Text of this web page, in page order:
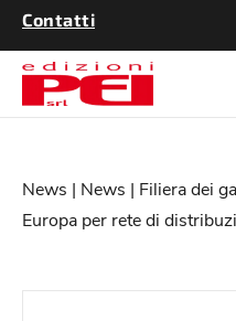
Contatti
News | News | Filiera dei
Europa per rete di